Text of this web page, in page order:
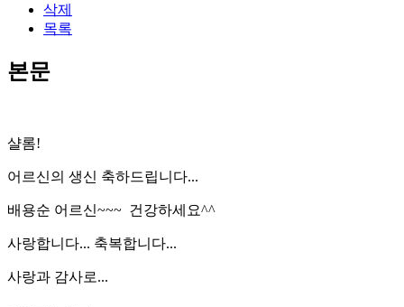
삭제
목록
본문
샬롬!
어르신의 생신 축하드립니다...
배용순 어르신~~~ 건강하세요^^
사랑합니다... 축복합니다...
사랑과 감사로...